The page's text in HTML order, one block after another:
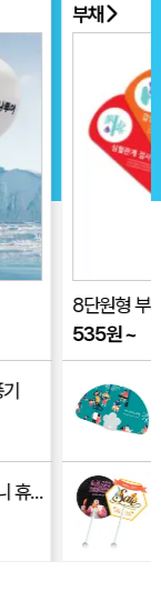
슈틸루스터 써큘레이터 터빈 미니 휴대용 선풍기 ST-SF100
부채
8단원형
535원~